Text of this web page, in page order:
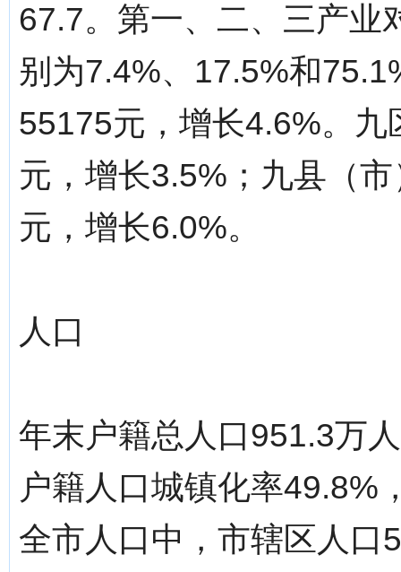
67.7。第一、二、三产业
别为7.4%、17.5%和
55175元，增长4.6%。
元，增长3.5%；九县（
元，增长6.0%。
人口
年末户籍总人口951.3万
户籍人口城镇化率49.8%
全市人口中，市辖区人口